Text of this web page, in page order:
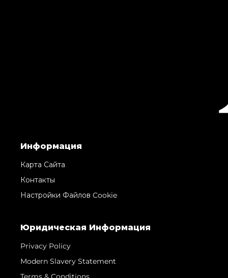
Информация
Карта Сайта
Контакты
Настройки Файлов Cookie
Юридическая Информация
Privacy Policy
Modern Slavery Statement